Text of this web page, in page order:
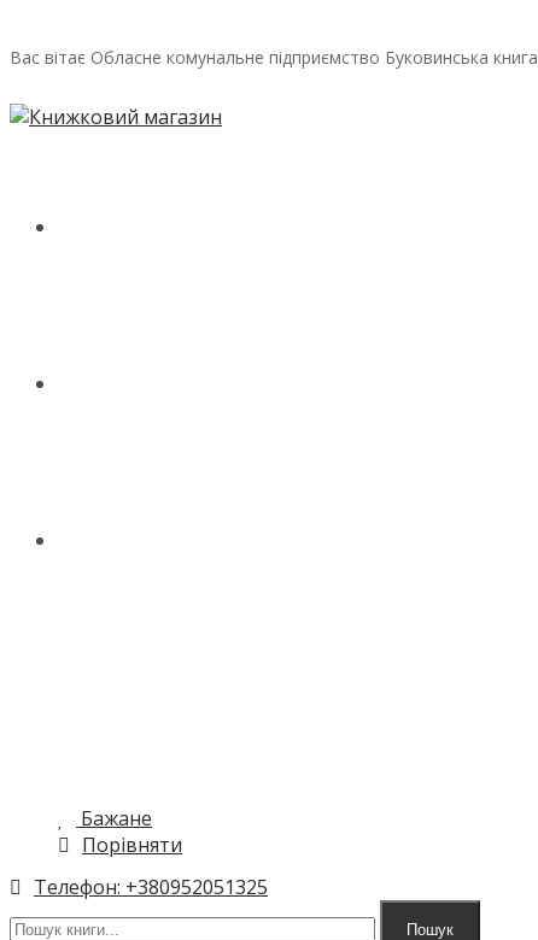
Вас вітає Обласне комунальне підприємство Буковинська книга
Бажане
Порівняти
Телефон: +380952051325
Пошук